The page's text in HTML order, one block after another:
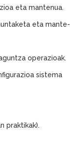
eta mantenua.
eta mante-
operazioak.
sistema
praktikak).